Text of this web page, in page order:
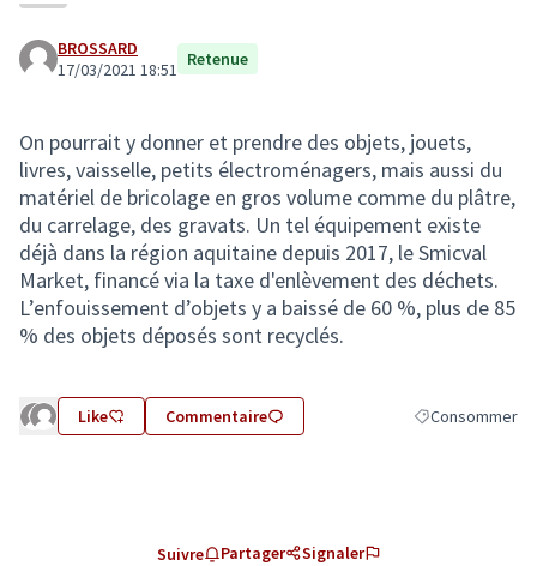
BROSSARD
17/03/2021 18:51 Retenue
On pourrait y donner et prendre des objets, jouets,
livres, vaisselle, petits électroménagers, mais aussi du
matériel de bricolage en gros volume comme du plâtre,
du carrelage, des gravats. Un tel équipement existe
déjà dans la région aquitaine depuis 2017, le Smicval
Market, financé via la taxe d'enlèvement des déchets.
L’enfouissement d’objets y a baissé de 60 %, plus de 85
% des objets déposés sont recyclés.
Like Commentaire Filtrer les
Consommer
Suivre Partager Signaler